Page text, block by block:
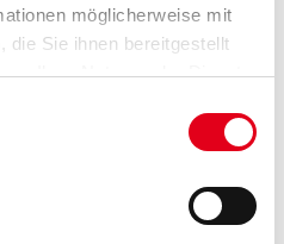
möglicherweise mit
die Sie ihnen bereitgestellt
Ihrer Nutzung der Dienste